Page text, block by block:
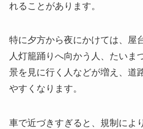
れることがあります。
特に夕方から夜にかけては、屋
人灯籠踊りへ向かう人、たいま
景を見に行く人などが増え、道
やすくなります。
車で近づきすぎると、規制によ